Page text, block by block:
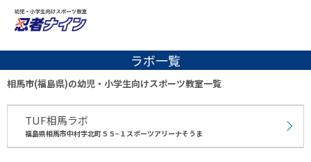
ラボ一覧
相馬市(福島県)の幼児・小学生向けスポーツ教室一覧
TUF相馬ラボ
福島県相馬市中村字北町５５−１スポーツアリーナそうま